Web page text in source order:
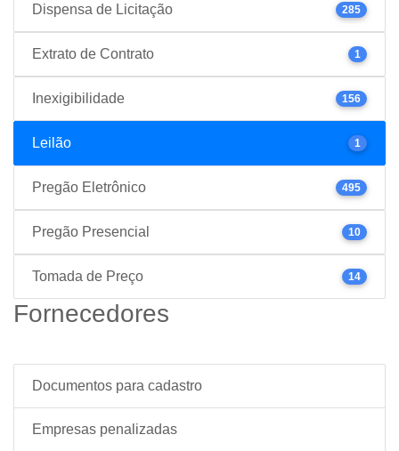
Dispensa de Licitação 285
Extrato de Contrato 1
Inexigibilidade 156
Leilão 1
Pregão Eletrônico 495
Pregão Presencial 10
Tomada de Preço 14
Fornecedores
Documentos para cadastro
Empresas penalizadas